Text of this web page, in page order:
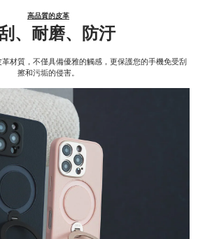
高品質的皮革
、耐磨、防汙
材質，不僅具備優雅的觸感，更保護您的手機免受刮
擦和污垢的侵害。